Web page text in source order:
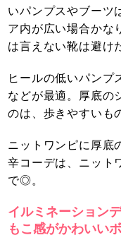
いパンプスやブーツ
ア内が広い場合かな
は言えない靴は避け
ヒールの低いパンプ
などが最適。厚底の
のは、歩きやすいも
ニットワンピに厚底
辛コーデは、ニット
で◎。
イルミネーション
もこ感がかわいい